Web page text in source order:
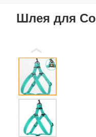
Шлея для